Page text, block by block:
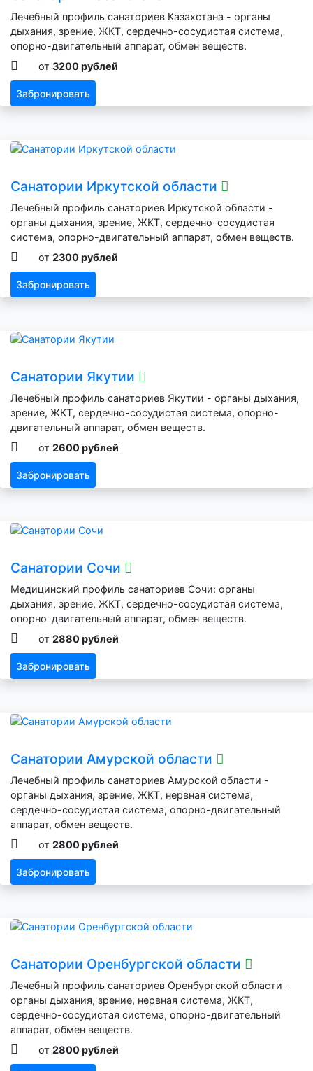
Лечебный профиль санаториев Казахстана - органы
дыхания, зрение, ЖКТ, сердечно-сосудистая система,
опорно-двигательный аппарат, обмен веществ.
от 3200 рублей
Забронировать
Санатории Иркутской области
Лечебный профиль санаториев Иркутской области -
органы дыхания, зрение, ЖКТ, сердечно-сосудистая
система, опорно-двигательный аппарат, обмен веществ.
от 2300 рублей
Забронировать
Санатории Якутии
Лечебный профиль санаториев Якутии - органы дыхания,
зрение, ЖКТ, сердечно-сосудистая система, опорно-
двигательный аппарат, обмен веществ.
от 2600 рублей
Забронировать
Санатории Сочи
Медицинский профиль санаториев Сочи: органы
дыхания, зрение, ЖКТ, сердечно-сосудистая система,
опорно-двигательный аппарат, обмен веществ.
от 2880 рублей
Забронировать
Санатории Амурской области
Лечебный профиль санаториев Амурской области -
органы дыхания, зрение, ЖКТ, нервная система,
сердечно-сосудистая система, опорно-двигательный
аппарат, обмен веществ.
от 2800 рублей
Забронировать
Санатории Оренбургской области
Лечебный профиль санаториев Оренбургской области -
органы дыхания, зрение, нервная система, ЖКТ,
сердечно-сосудистая система, опорно-двигательный
аппарат, обмен веществ.
от 2800 рублей